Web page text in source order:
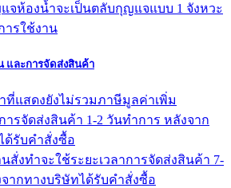
จห้องน้ำจะเป็นตลับกุญแจแบบ 1 จังหวะ
ารใช้งาน
และการจัดส่งสินค้า
ที่แสดงยังไม่รวมภาษีมูลค่าเพิ่ม
ารจัดส่งสินค้า 1-2 วันทำการ หลังจาก
ด้รับคำสั่งซื้อ
สั่งทำจะใช้ระยะเวลาการจัดส่งสินค้า 7-
จากทางบริษัทได้รับคำสั่งซื้อ